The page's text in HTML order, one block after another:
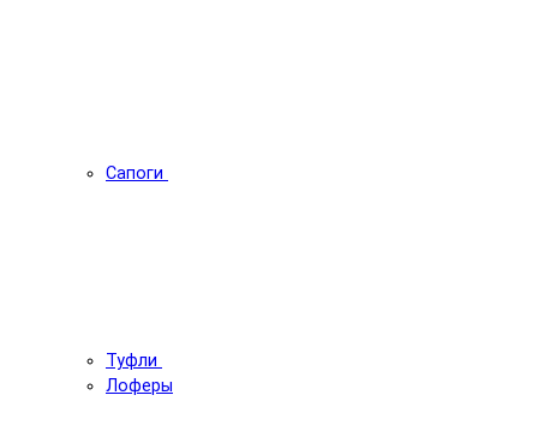
Сапоги
Туфли
Лоферы